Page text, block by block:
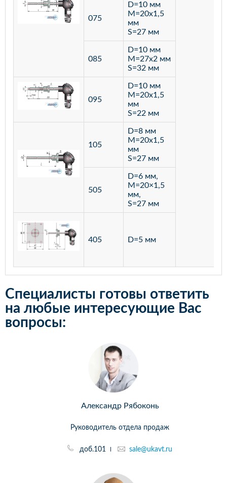
075
D=10 мм
M=20х1,5
мм
S=27 мм
085
D=10 мм
M=27х2 мм
S=32 мм
095
D=10 мм
M=20х1,5
мм
S=22 мм
105
D=8 мм
M=20х1,5
мм
S=27 мм
505
D=6 мм,
M=20×1,5
мм,
S=27 мм
405 D=5 мм
Специалисты готовы ответить
на любые интересующие Вас
вопросы:
Александр Рябоконь
Руководитель отдела продаж
доб.101 sale@ukavt.ru